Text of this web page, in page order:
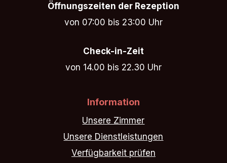
Öffnungszeiten der Rezeption
von 07:00 bis 23:00 Uhr
Check-in-Zeit
von 14.00 bis 22.30 Uhr
Information
Unsere Zimmer
Unsere Dienstleistungen
Verfügbarkeit prüfen